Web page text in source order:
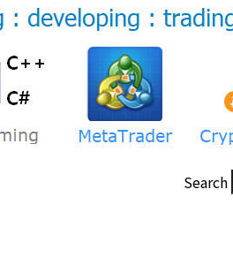
Search